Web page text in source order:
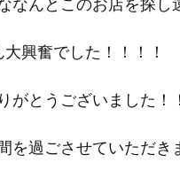
なんとこのお店を探し
興奮でした！！！！
がとうございました！
を過ごさせていただき